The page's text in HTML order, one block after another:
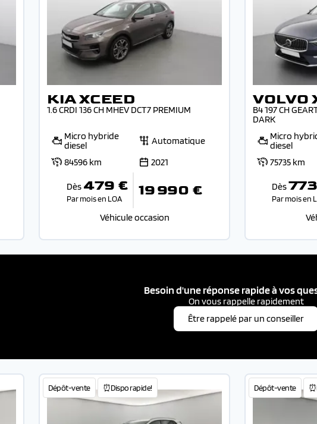
KIA XCEED
1.6 CRDI 136 CH MHEV DCT7 PREMIUM
Micro hybride
diesel
Automatique
84596 km
2021
Dès 479 €
Par mois en LOA 19 990 €
Véhicule occasion
VOLVO
B4 197 CH
DARK
Micro
diesel
75735 km
Dès
Par mois en
Besoin d'une réponse rapide à vos
On vous rappelle rapidement
Être rappelé par un conseiller
Dépôt-vente ⏰Dispo rapide! Dépôt-vente